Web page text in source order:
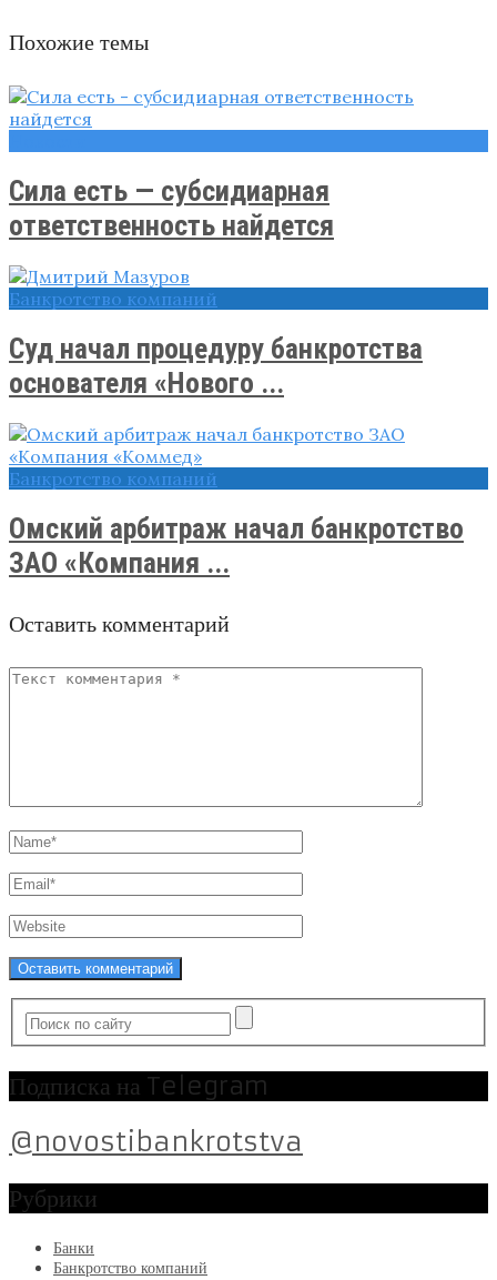
Похожие темы
Сила есть — субсидиарная
ответственность найдется
Банкротство компаний
Суд начал процедуру банкротства
основателя «Нового ...
Банкротство компаний
Омский арбитраж начал банкротство
ЗАО «Компания ...
Оставить комментарий
Подписка на Telegram
@novostibankrotstva
Рубрики
Банки
Банкротство компаний